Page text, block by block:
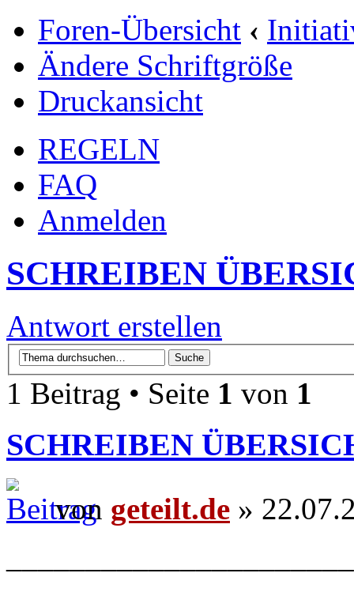
Foren-Übersicht ‹
Ändere Schriftgröße
Druckansicht
REGELN
FAQ
Anmelden
SCHREIBEN
Antwort erstellen
1 Beitrag • Seite 1 von 1
SCHREIBEN
von geteilt.de »